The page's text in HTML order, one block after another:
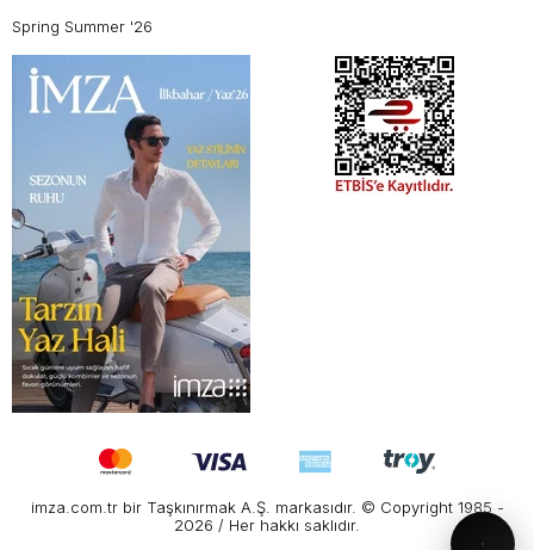
Spring Summer '26
imza.com.tr bir Taşkınırmak A.Ş. markasıdır. © Copyright 1985 -
2026 / Her hakkı saklıdır.